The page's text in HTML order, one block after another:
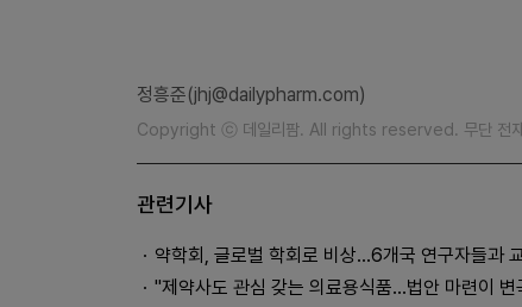
정흥준(jhj@dailypharm.com)
Copyright ⓒ 데일리팜. All rights reserved. 무단 전재
관련기사
약학회, 글로벌 학회로 비상...6개국 연구자들과
"제약사도 관심 갖는 의료용식품...법안 마련이 변